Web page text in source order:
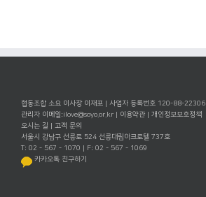
협동조합 소요 이사장 이재포 | 사업자 등록번호 120-88-22306
관리자 이메일:ilove@soyo.or.kr | 이용약관 | 개인정보보호정책
오시는 길 | 고객 문의
서울시 강남구 선릉로 524 선릉대림아크로텔 737호
T: 02 - 567 - 1070 | F: 02 - 567 - 1069
카카오톡 친구하기